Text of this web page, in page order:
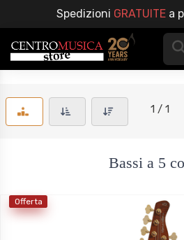
Spedizioni GRATUITEa
1 / 1
Bassi a 5
Offerta